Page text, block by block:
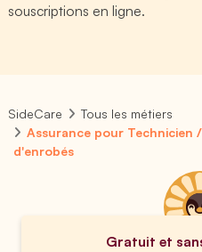
souscriptions en ligne.
SideCare
Tous les métiers
Assurance pour Technicien
d'enrobés
Gratuit et